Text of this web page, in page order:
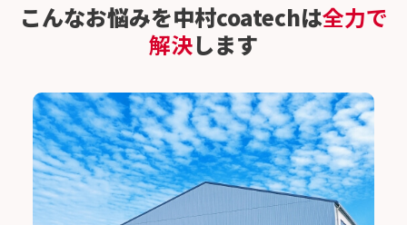
こんなお悩みを中村coatechは全力で
解決します